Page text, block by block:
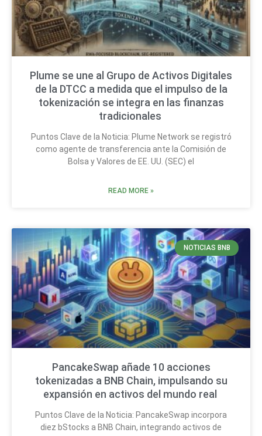
Plume se une al Grupo de Activos Digitales
de la DTCC a medida que el impulso de la
tokenización se integra en las finanzas
tradicionales
Puntos Clave de la Noticia: Plume Network se registró
como agente de transferencia ante la Comisión de
Bolsa y Valores de EE. UU. (SEC) el
READ MORE »
NOTICIAS BNB
PancakeSwap añade 10 acciones
tokenizadas a BNB Chain, impulsando su
expansión en activos del mundo real
Puntos Clave de la Noticia: PancakeSwap incorpora
diez bStocks a BNB Chain, integrando activos de